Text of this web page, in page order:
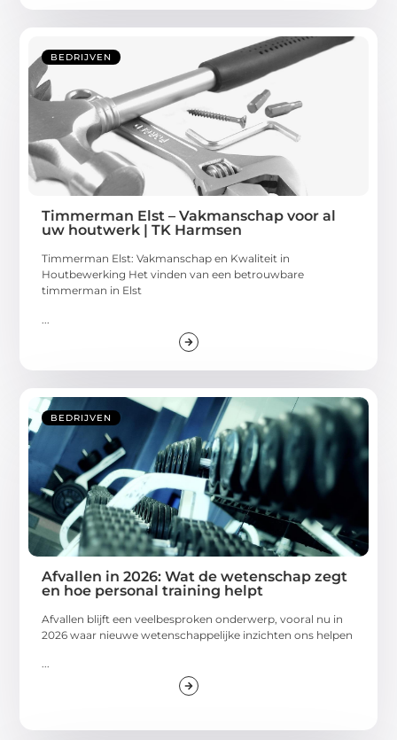
BEDRIJVEN
Timmerman Elst – Vakmanschap voor al
uw houtwerk | TK Harmsen
Timmerman Elst: Vakmanschap en Kwaliteit in
Houtbewerking Het vinden van een betrouwbare
timmerman in Elst
BEDRIJVEN
Afvallen in 2026: Wat de wetenschap zegt
en hoe personal training helpt
Afvallen blijft een veelbesproken onderwerp, vooral nu in
2026 waar nieuwe wetenschappelijke inzichten ons helpen